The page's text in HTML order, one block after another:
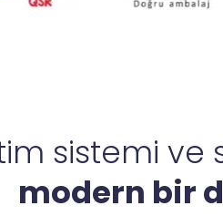
sistemi ve
modern bir